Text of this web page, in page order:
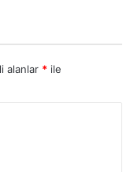
alanlar * ile